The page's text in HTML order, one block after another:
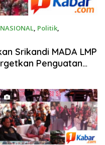
NASIONAL, Politik,
Srikandi MADA LMP
Penguatan